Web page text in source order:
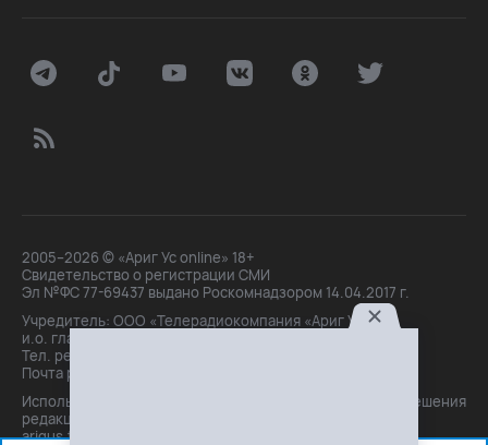
2005–2026 © «Ариг Ус online» 18+
Свидетельство о регистрации СМИ
Эл №ФС 77-69437 выдано Роскомнадзором 14.04.2017 г.
Учредитель: ООО «Телерадиокомпания «Ариг Ус»,
и.о. главного редактора: Маханова О.Б.
Тел. peдakции: +7(3012)21-30-14,
Почта peдakции: editor@arigus.tv
Использование материалов только с письменного разрешения
редакции. При цитировании прямая активная ссылка на
arigus.tv обязательна.